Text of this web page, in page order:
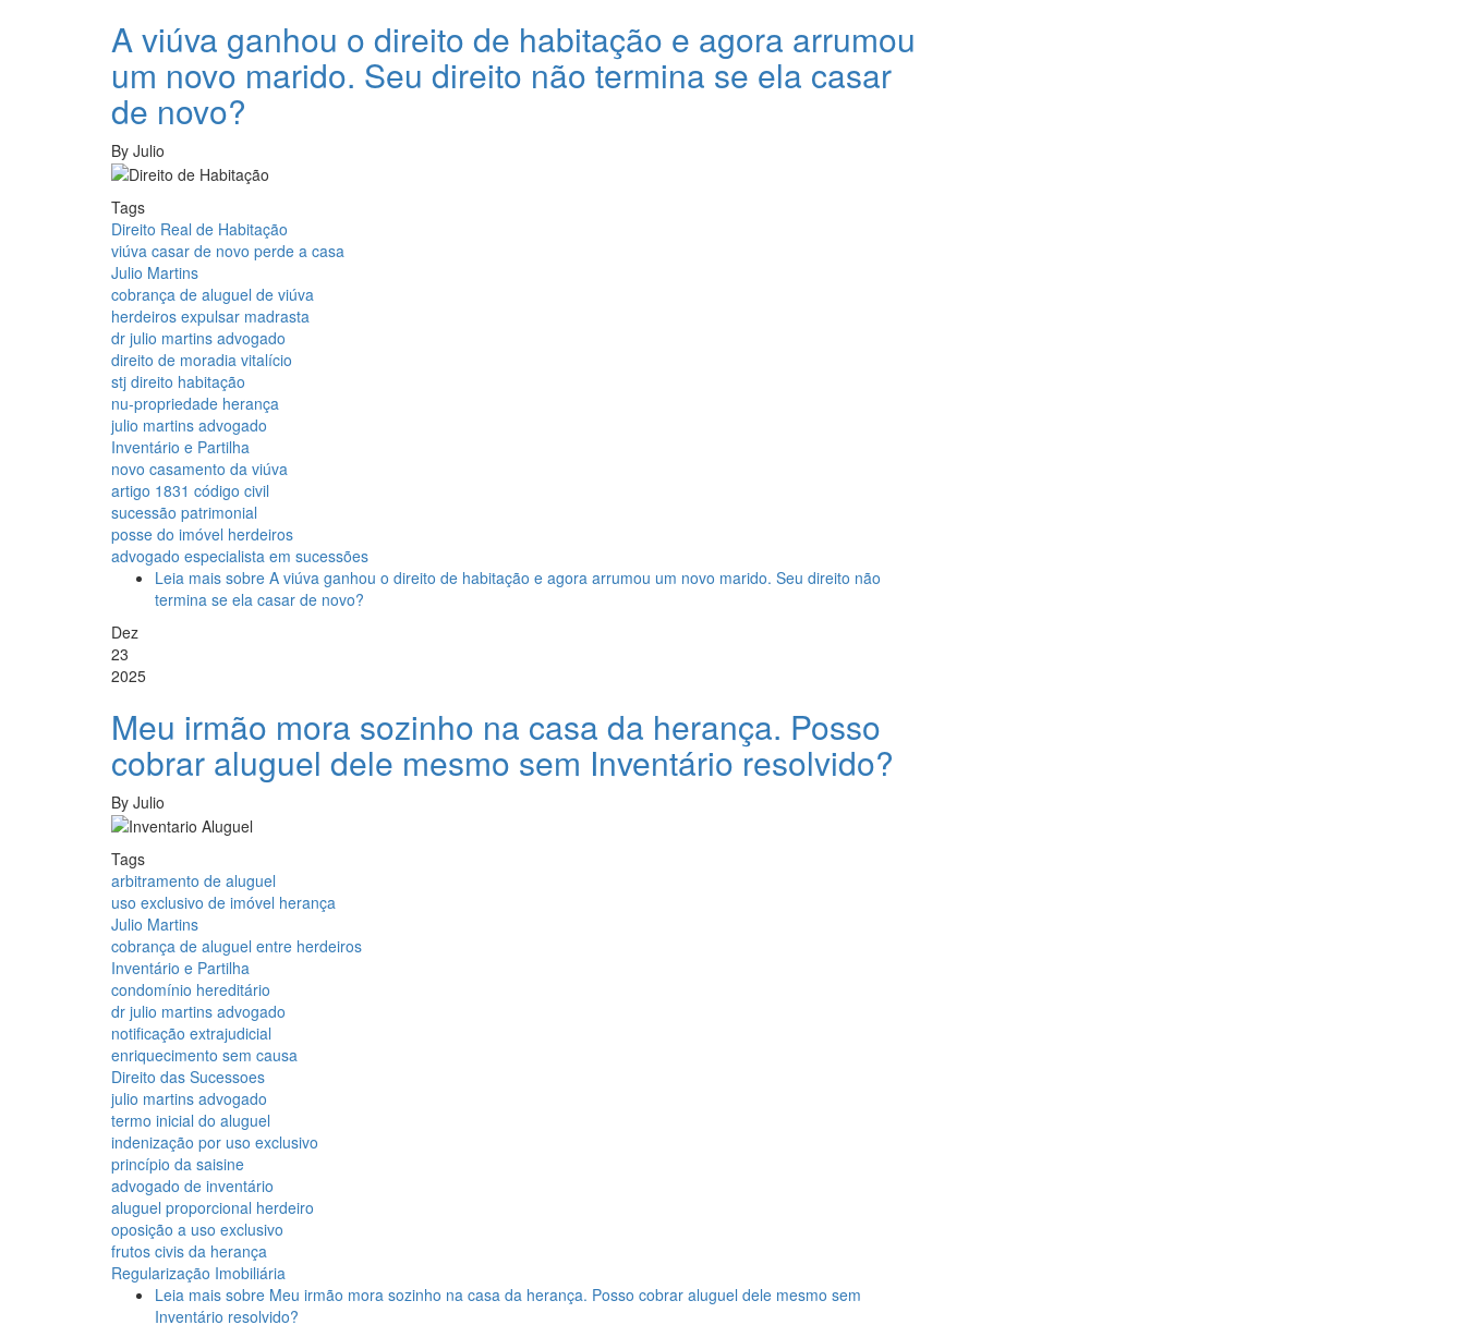
A viúva ganhou o direito de habitação e agora arrumou
um novo marido. Seu direito não termina se ela casar
de novo?
By Julio
Tags
Direito Real de Habitação
viúva casar de novo perde a casa
Julio Martins
cobrança de aluguel de viúva
herdeiros expulsar madrasta
dr julio martins advogado
direito de moradia vitalício
stj direito habitação
nu-propriedade herança
julio martins advogado
Inventário e Partilha
novo casamento da viúva
artigo 1831 código civil
sucessão patrimonial
posse do imóvel herdeiros
advogado especialista em sucessões
Leia mais sobre A viúva ganhou o direito de habitação e agora arrumou um novo marido. Seu direito não
termina se ela casar de novo?
Dez
23
2025
Meu irmão mora sozinho na casa da herança. Posso
cobrar aluguel dele mesmo sem Inventário resolvido?
By Julio
Tags
arbitramento de aluguel
uso exclusivo de imóvel herança
Julio Martins
cobrança de aluguel entre herdeiros
Inventário e Partilha
condomínio hereditário
dr julio martins advogado
notificação extrajudicial
enriquecimento sem causa
Direito das Sucessoes
julio martins advogado
termo inicial do aluguel
indenização por uso exclusivo
princípio da saisine
advogado de inventário
aluguel proporcional herdeiro
oposição a uso exclusivo
frutos civis da herança
Regularização Imobiliária
Leia mais sobre Meu irmão mora sozinho na casa da herança. Posso cobrar aluguel dele mesmo sem
Inventário resolvido?